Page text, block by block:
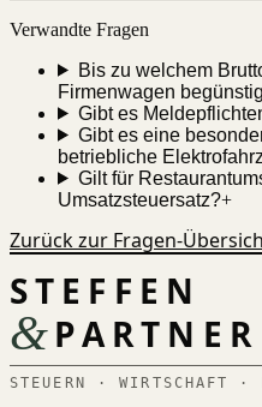
Verwandte Fragen
Bis zu welchem
Firmenwagen
Gibt es
Gibt es eine
betriebliche
Gilt für
Umsatzsteuersatz?+
Zurück zur Fragen-
STEFFEN
&PARTNER
STEUERN · WIRTSCHAFT ·